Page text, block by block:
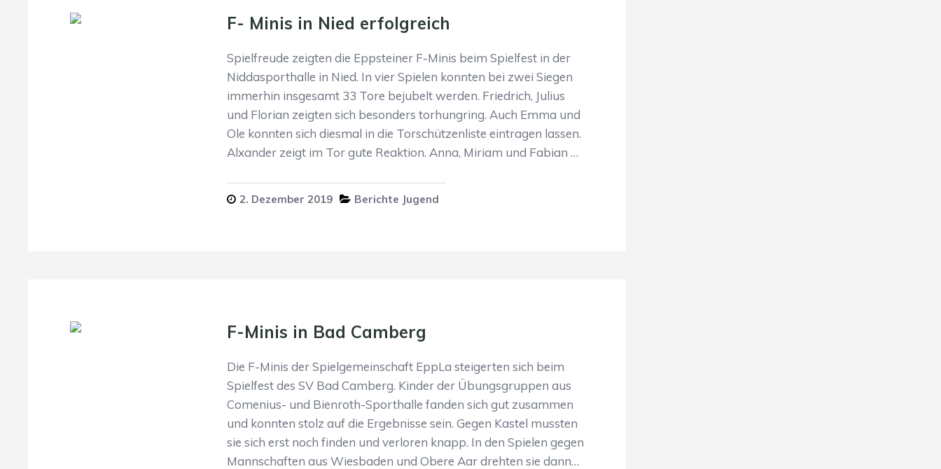
F- Minis in Nied erfolgreich
Spielfreude zeigten die Eppsteiner F-Minis beim Spielfest in der
Niddasporthalle in Nied. In vier Spielen konnten bei zwei Siegen
immerhin insgesamt 33 Tore bejubelt werden. Friedrich, Julius
und Florian zeigten sich besonders torhungring. Auch Emma und
Ole konnten sich diesmal in die Torschützenliste eintragen lassen.
Alxander zeigt im Tor gute Reaktion. Anna, Miriam und Fabian …
2. Dezember 2019 Berichte Jugend
F-Minis in Bad Camberg
Die F-Minis der Spielgemeinschaft EppLa steigerten sich beim
Spielfest des SV Bad Camberg. Kinder der Übungsgruppen aus
Comenius- und Bienroth-Sporthalle fanden sich gut zusammen
und konnten stolz auf die Ergebnisse sein. Gegen Kastel mussten
sie sich erst noch finden und verloren knapp. In den Spielen gegen
Mannschaften aus Wiesbaden und Obere Aar drehten sie dann…